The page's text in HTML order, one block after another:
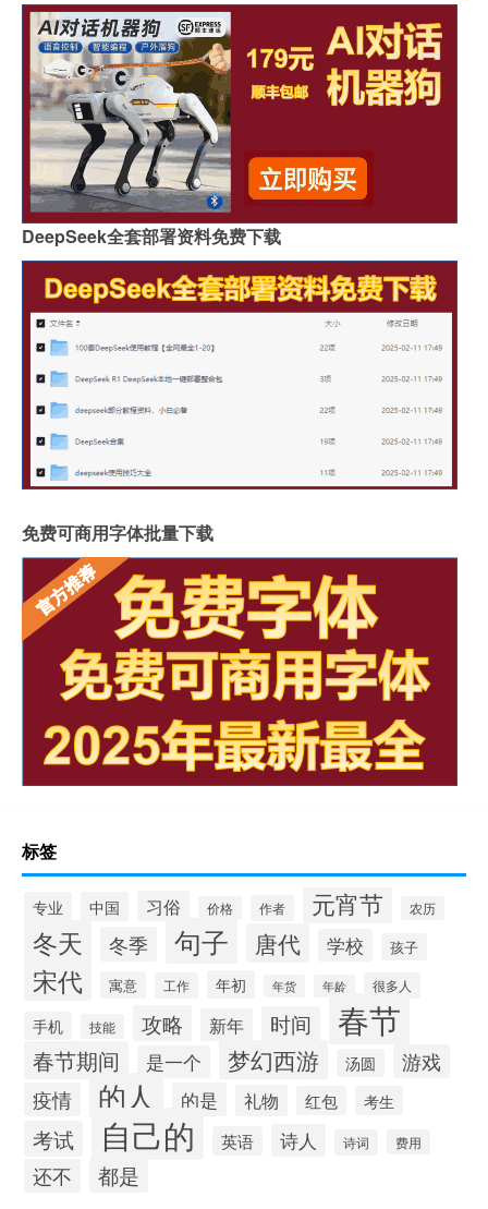
DeepSeek全套部署资料免费下载
免费可商用字体批量下载
标签
专业 中国 习俗 价格 作者 元宵节 农历
冬天 冬季 句子 唐代 学校 孩子
宋代 寓意 工作 年初 年货 年龄 很多人
手机 技能 攻略 新年 时间 春节
春节期间 是一个 梦幻西游 汤圆
游戏
疫情
的人 的是 礼物 红包 考生
考试 自己的 英语 诗人 诗词 费用
还不 都是